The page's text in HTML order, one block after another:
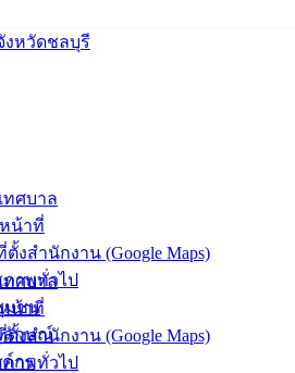
ทศบาล
น้าที่
งสำนักงาน (Google Maps)
าพทั่วไป
มชน
ลักษณ์
ค์กร
ทศบาล
น้าที่
งสำนักงาน (Google Maps)
าพทั่วไป
มชนบ้านปึกใหญ่สามัคคี หมู่ 1
มการชุมชนบ้านปึกใหญ่
คม 2, 2023
น่ารู้
ปึกใหญ่สามัคคี